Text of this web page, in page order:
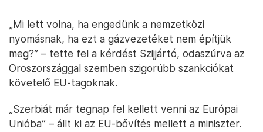
„Mi lett volna, ha engedünk a nemzetközi
nyomásnak, ha ezt a gázvezetéket nem építjük
meg?” – tette fel a kérdést Szijjártó, odaszúrva az
Oroszországgal szemben szigorúbb szankciókat
követelő EU-tagoknak.
„Szerbiát már tegnap fel kellett venni az Európai
Unióba” – állt ki az EU-bővítés mellett a miniszter.